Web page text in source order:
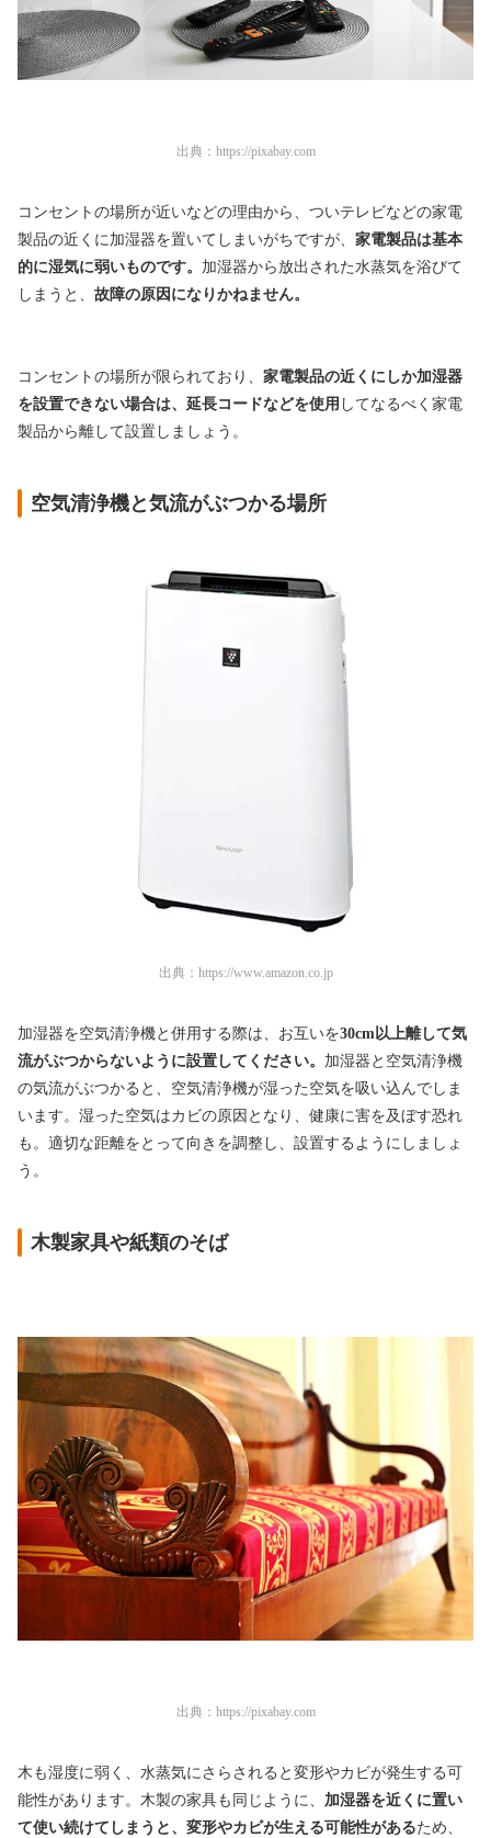
出典： https://pixabay.com
コンセントの場所が近いなどの理由から、ついテレビなどの家電
製品の近くに加湿器を置いてしまいがちですが、 家電製品は基本
的に湿気に弱いものです。 加湿器から放出された水蒸気を浴びて
しまうと、 故障の原因になりかねません。
コンセントの場所が限られており、 家電製品の近くにしか加湿器
を設置できない場合は、延長コードなどを使用 してなるべく家電
製品から離して設置しましょう。
空気清浄機と気流がぶつかる場所
出典： https://www.amazon.co.jp
加湿器を空気清浄機と併用する際は、お互いを30cm以上離して気
流がぶつからないように設置してください。 加湿器と空気清浄機
の気流がぶつかると、空気清浄機が湿った空気を吸い込んでしま
います。湿った空気はカビの原因となり、健康に害を及ぼす恐れ
も。適切な距離をとって向きを調整し、設置するようにしましょ
う。
木製家具や紙類のそば
出典： https://pixabay.com
木も湿度に弱く、水蒸気にさらされると変形やカビが発生する可
能性があります。木製の家具も同じように、 加湿器を近くに置い
て使い続けてしまうと、変形やカビが生える可能性があるため、